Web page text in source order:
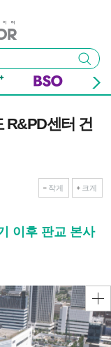
검색
R&PD센터 건
작게 크게
이후 판교 본사